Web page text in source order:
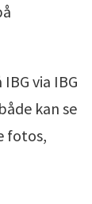
via IBG
kan se
fotos,